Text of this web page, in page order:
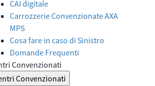
CAI digitale
Carrozzerie Convenzionate AXA
MPS
Cosa fare in caso di Sinistro
Domande Frequenti
Convenzionati
Convenzionati